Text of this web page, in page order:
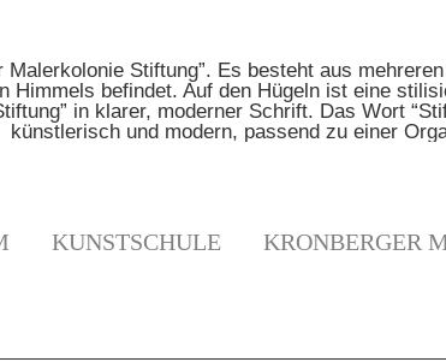
KUNSTSCHULE KRONBERGER